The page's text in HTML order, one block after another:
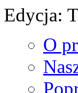
Edycja:
O